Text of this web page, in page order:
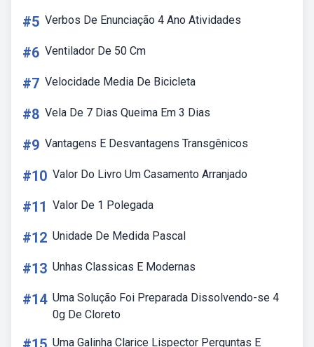
#5 Verbos De Enunciação 4 Ano Atividades
#6 Ventilador De 50 Cm
#7 Velocidade Media De Bicicleta
#8 Vela De 7 Dias Queima Em 3 Dias
#9 Vantagens E Desvantagens Transgênicos
#10 Valor Do Livro Um Casamento Arranjado
#11 Valor De 1 Polegada
#12 Unidade De Medida Pascal
#13 Unhas Classicas E Modernas
#14 Uma Solução Foi Preparada Dissolvendo-se 4
0g De Cloreto
Uma Galinha Clarice Lispector Perguntas E